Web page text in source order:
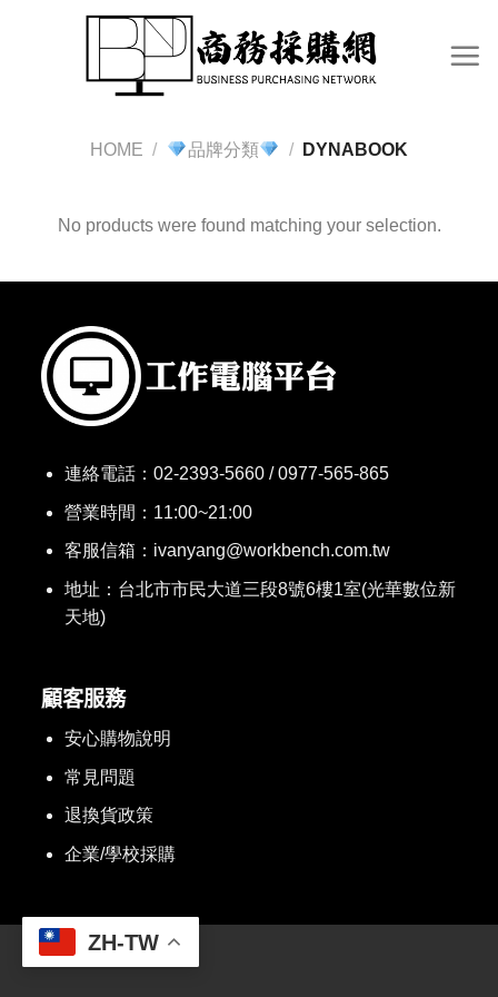
HOME / 品牌分類 / DYNABOOK
No products were found matching your selection.
連絡電話：02-2393-5660 / 0977-565-865
營業時間：11:00~21:00
客服信箱：ivanyang@workbench.com.tw
地址：台北市市民大道三段8號6樓1室(光華數位新
天地)
顧客服務
安心購物說明
常見問題
退換貨政策
企業/學校採購
ZH-TW